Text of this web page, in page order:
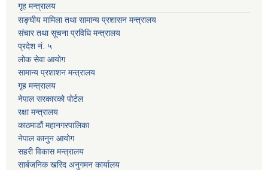
गृह मन्त्रालय
सङ्घीय मामिला तथा सामान्य प्रशासन मन्त्रालय
संचार तथा सूचना प्रविधि मन्त्रालय
प्रदेश नं. ५
लोक सेवा आयोग
सामान्य प्रशाशन मन्त्रालय
गृह मन्त्रालय
नेपाल सरकारको पोर्टल
रक्षा मन्त्रालय
काठमाडौं महानगरपालिका
नेपाल कानुन आयोग
सहरी विकास मन्त्रालय
सार्बजनिक खरिद अनुगमन कार्यालय